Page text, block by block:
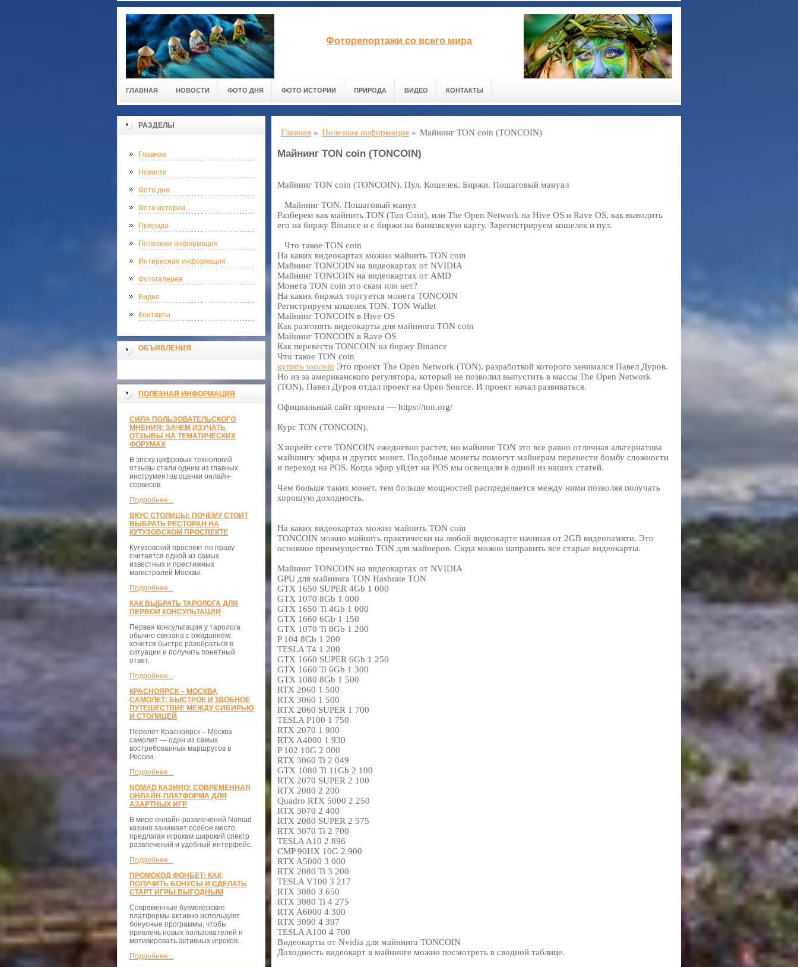
Фоторепортажи со всего мира
ГЛАВНАЯ НОВОСТИ ФОТО ДНЯ ФОТО ИСТОРИИ ПРИРОДА ВИДЕО КОНТАКТЫ
РАЗДЕЛЫ
Главная
Новости
Фото дня
Фото истории
Природа
Полезная информация
Интересная информация
Фотогалерея
Видео
Контакты
ОБЪЯВЛЕНИЯ
ПОЛЕЗНАЯ ИНФОРМАЦИЯ
СИЛА ПОЛЬЗОВАТЕЛЬСКОГО
МНЕНИЯ: ЗАЧЕМ ИЗУЧАТЬ
ОТЗЫВЫ НА ТЕМАТИЧЕСКИХ
ФОРУМАХ
В эпоху цифровых технологий
отзывы стали одним из главных
инструментов оценки онлайн-
сервисов.
Подробнее...
ВКУС СТОЛИЦЫ: ПОЧЕМУ СТОИТ
ВЫБРАТЬ РЕСТОРАН НА
КУТУЗОВСКОМ ПРОСПЕКТЕ
Кутузовский проспект по праву
считается одной из самых
известных и престижных
магистралей Москвы.
Подробнее...
КАК ВЫБРАТЬ ТАРОЛОГА ДЛЯ
ПЕРВОЙ КОНСУЛЬТАЦИИ
Первая консультация у таролога
обычно связана с ожиданием:
хочется быстро разобраться в
ситуации и получить понятный
ответ.
Подробнее...
КРАСНОЯРСК – МОСКВА
САМОЛЕТ: БЫСТРОЕ И УДОБНОЕ
ПУТЕШЕСТВИЕ МЕЖДУ СИБИРЬЮ
И СТОЛИЦЕЙ
Перелёт Красноярск – Москва
самолет — один из самых
востребованных маршрутов в
России.
Подробнее...
NOMAD КАЗИНО: СОВРЕМЕННАЯ
ОНЛАЙН-ПЛАТФОРМА ДЛЯ
АЗАРТНЫХ ИГР
В мире онлайн-развлечений Nomad
казино занимает особое место,
предлагая игрокам широкий спектр
развлечений и удобный интерфейс.
Подробнее...
ПРОМОКОД ФОНБЕТ: КАК
ПОЛУЧИТЬ БОНУСЫ И СДЕЛАТЬ
СТАРТ ИГРЫ ВЫГОДНЫМ
Современные букмекерские
платформы активно используют
бонусные программы, чтобы
привлечь новых пользователей и
мотивировать активных игроков.
Подробнее...
Главная » Полезная информация » Майнинг TON coin (TONCOIN)
Майнинг TON coin (TONCOIN)
Майнинг TON coin (TONCOIN). Пул. Кошелек. Биржи. Пошаговый мануал
Майнинг TON. Пошаговый манул
Разберем как майнить TON (Ton Coin), или The Open Network на Hive OS и Rave OS, как выводить
его на биржу Binance и с биржи на банковскую карту. Зарегистрируем кошелек и пул.
Что такое TON coin
На каких видеокартах можно майнить TON coin
Майнинг TONCOIN на видеокартах от NVIDIA
Майнинг TONCOIN на видеокартах от AMD
Монета TON coin это скам или нет?
На каких биржах торгуется монета TONCOIN
Регистрируем кошелек TON. TON Wallet
Майнинг TONCOIN в Hive OS
Как разгонять видеокарты для майнинга TON coin
Майнинг TONCOIN в Rave OS
Как перевести TONCOIN на биржу Binance
Что такое TON coin
купить toncoin Это проект The Open Network (TON), разработкой которого занимался Павел Дуров.
Но из за американского регулятора, который не позволил выпустить в массы The Open Network
(TON), Павел Дуров отдал проект на Open Source. И проект начал развиваться.
Официальный сайт проекта — https://ton.org/
Курс TON (TONCOIN).
Хэшрейт сети TONCOIN ежедневно растет, но майнинг TON это все равно отличная альтернатива
майнингу эфира и других монет. Подобные монеты помогут майнерам перенести бомбу сложности
и переход на POS. Когда эфир уйдет на POS мы освещали в одной из наших статей.
Чем больше таких монет, тем больше мощностей распределяется между ними позволяя получать
хорошую доходность.
На каких видеокартах можно майнить TON coin
TONCOIN можно майнить практически на любой видеокарте начиная от 2GB видеопамяти. Это
основное преимущество TON для майнеров. Сюда можно направить все старые видеокарты.
Майнинг TONCOIN на видеокартах от NVIDIA
GPU для майнинга TON Hashrate TON
GTX 1650 SUPER 4Gb 1 000
GTX 1070 8Gb 1 000
GTX 1650 Ti 4Gb 1 000
GTX 1660 6Gb 1 150
GTX 1070 Ti 8Gb 1 200
P 104 8Gb 1 200
TESLA T4 1 200
GTX 1660 SUPER 6Gb 1 250
GTX 1660 Ti 6Gb 1 300
GTX 1080 8Gb 1 500
RTX 2060 1 500
RTX 3060 1 500
RTX 2060 SUPER 1 700
TESLA P100 1 750
RTX 2070 1 900
RTX A4000 1 930
P 102 10G 2 000
RTX 3060 Ti 2 049
GTX 1080 Ti 11Gb 2 100
RTX 2070 SUPER 2 100
RTX 2080 2 200
Quadro RTX 5000 2 250
RTX 3070 2 400
RTX 2080 SUPER 2 575
RTX 3070 Ti 2 700
TESLA A10 2 896
CMP 90HX 10G 2 900
RTX A5000 3 000
RTX 2080 Ti 3 200
TESLA V100 3 217
RTX 3080 3 650
RTX 3080 Ti 4 275
RTX A6000 4 300
RTX 3090 4 397
TESLA A100 4 700
Видеокарты от Nvidia для майнинга TONCOIN
Доходность видеокарт в майнинге можно посмотреть в сводной таблице.